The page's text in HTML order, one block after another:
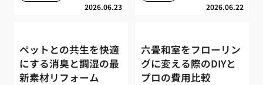
2026.06.23 2026.06.22
ペットとの共生を快適
にする消臭と調湿の最
新素材リフォーム
六畳和室をフローリン
グに変える際のDIYと
プロの費用比較